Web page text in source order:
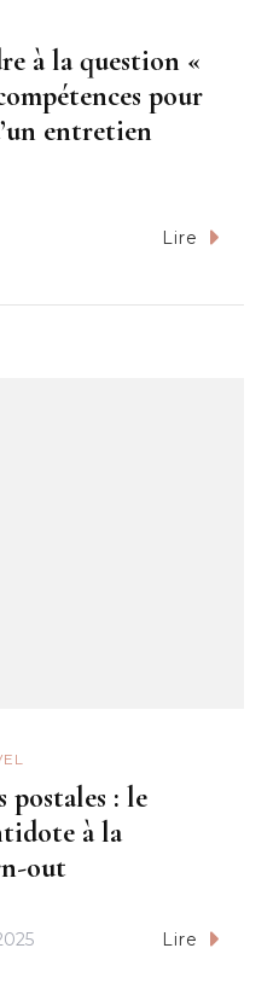
à la question «
pour
entretien
Lire
postales : le
à la
out
Lire